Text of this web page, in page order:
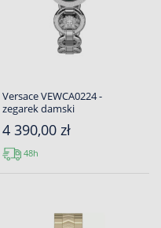
Versace VEWCA0224 -
zegarek damski
4 390,00 zł
48h